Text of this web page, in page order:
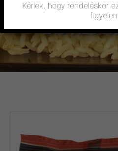
Bio
Kérlek, hogy rendeléskor